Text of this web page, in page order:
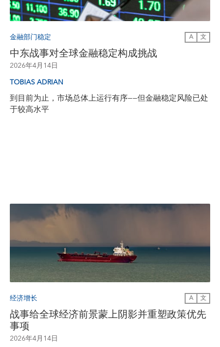
金融部门稳定 A 文
中东战事对全球金融稳定构成挑战
2026年4月14日
TOBIAS ADRIAN
到目前为止，市场总体上运行有序——但金融稳定风险已处
于较高水平
经济增长 A 文
战事给全球经济前景蒙上阴影并重塑政策优先
事项
2026年4月14日